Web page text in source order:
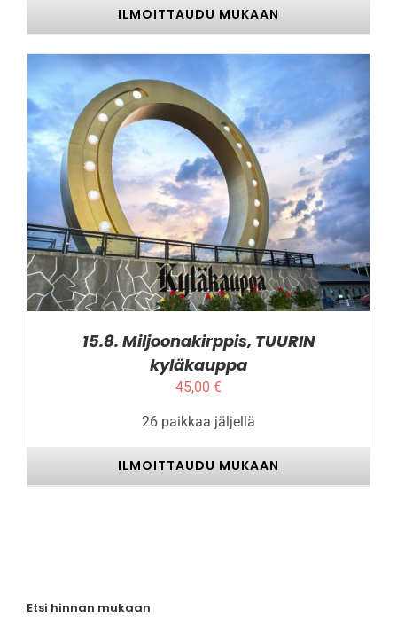
ILMOITTAUDU MUKAAN
ILMOITTAUDU MUKAAN TÄLLÄ
TUOTTEELLA
ON
USEAMPI
MUUNNELMA.
VOIT
TEHDÄ
VALINNAT
SIVULLA.
/ LISÄTIEDOT
15.8. Miljoonakirppis, TUURIN
kyläkauppa
45,00 €
26 paikkaa jäljellä
ILMOITTAUDU MUKAAN
Etsi hinnan mukaan